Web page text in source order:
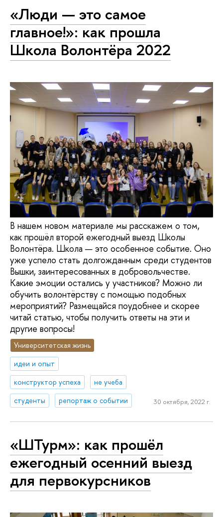
«Люди — это самое
главное!»: как прошла
Школа Волонтёра 2022
В нашем новом материале мы расскажем о том,
как прошёл второй ежегодный выезд Школы
Волонтёра. Школа — это особенное событие. Оно
уже успело стать долгожданным среди студентов
Вышки, заинтересованных в добровольчестве.
Какие эмоции остались у участников? Можно ли
обучить волонтёрству с помощью подобных
мероприятий? Размещайся поудобнее и скорее
читай статью, чтобы получить ответы на эти и
другие вопросы!
Университетская жизнь
идеи и опыт
конструктор успеха
не учеба
студенты
репортаж о событии 30 октября, 2022 г.
«ШТурм»: как прошёл
ежегодный осенний выезд
для первокурсников